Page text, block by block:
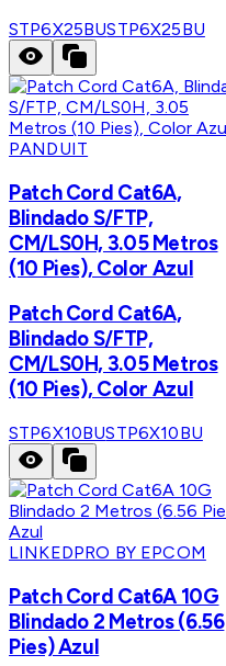
STP6X25BUSTP6X25BU
PANDUIT
Patch Cord Cat6A,
Blindado S/FTP,
CM/LS0H, 3.05 Metros
(10 Pies), Color Azul
Patch Cord Cat6A,
Blindado S/FTP,
CM/LS0H, 3.05 Metros
(10 Pies), Color Azul
STP6X10BUSTP6X10BU
LINKEDPRO BY EPCOM
Patch Cord Cat6A 10G
Blindado 2 Metros (6.56
Pies) Azul